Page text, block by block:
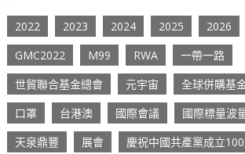
2022 2023 2024 2025 2026
GMC2022
M99 RWA
一帶一路
世貿聯合基金總會
元宇宙 全球併購基
口罩
台港澳 國際會議
國際標量波
天泉鼎豐
展會 慶祝中國共產黨成立